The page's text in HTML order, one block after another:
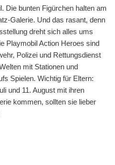
Die bunten Figürchen halten am
Galerie. Und das rasant, denn
dreht sich alles ums
Playmobil Action Heroes sind
Polizei und Rettungsdienst
mit Stationen und
Spielen. Wichtig für Eltern:
und 11. August mit ihren
kommen, sollten sie lieber